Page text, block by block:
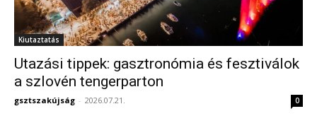
Kiutaztatás
Utazási tippek: gasztronómia és fesztiválok
a szlovén tengerparton
gsztszakújság - 2026.07.21. 0